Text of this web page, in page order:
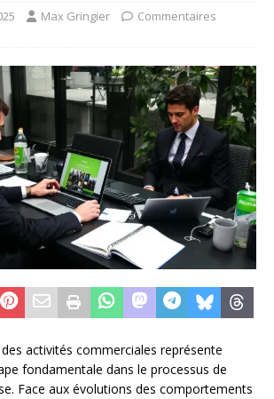
Max Gringier
Commentaires
des activités commerciales représente
fondamentale dans le processus de
Face aux évolutions des comportements